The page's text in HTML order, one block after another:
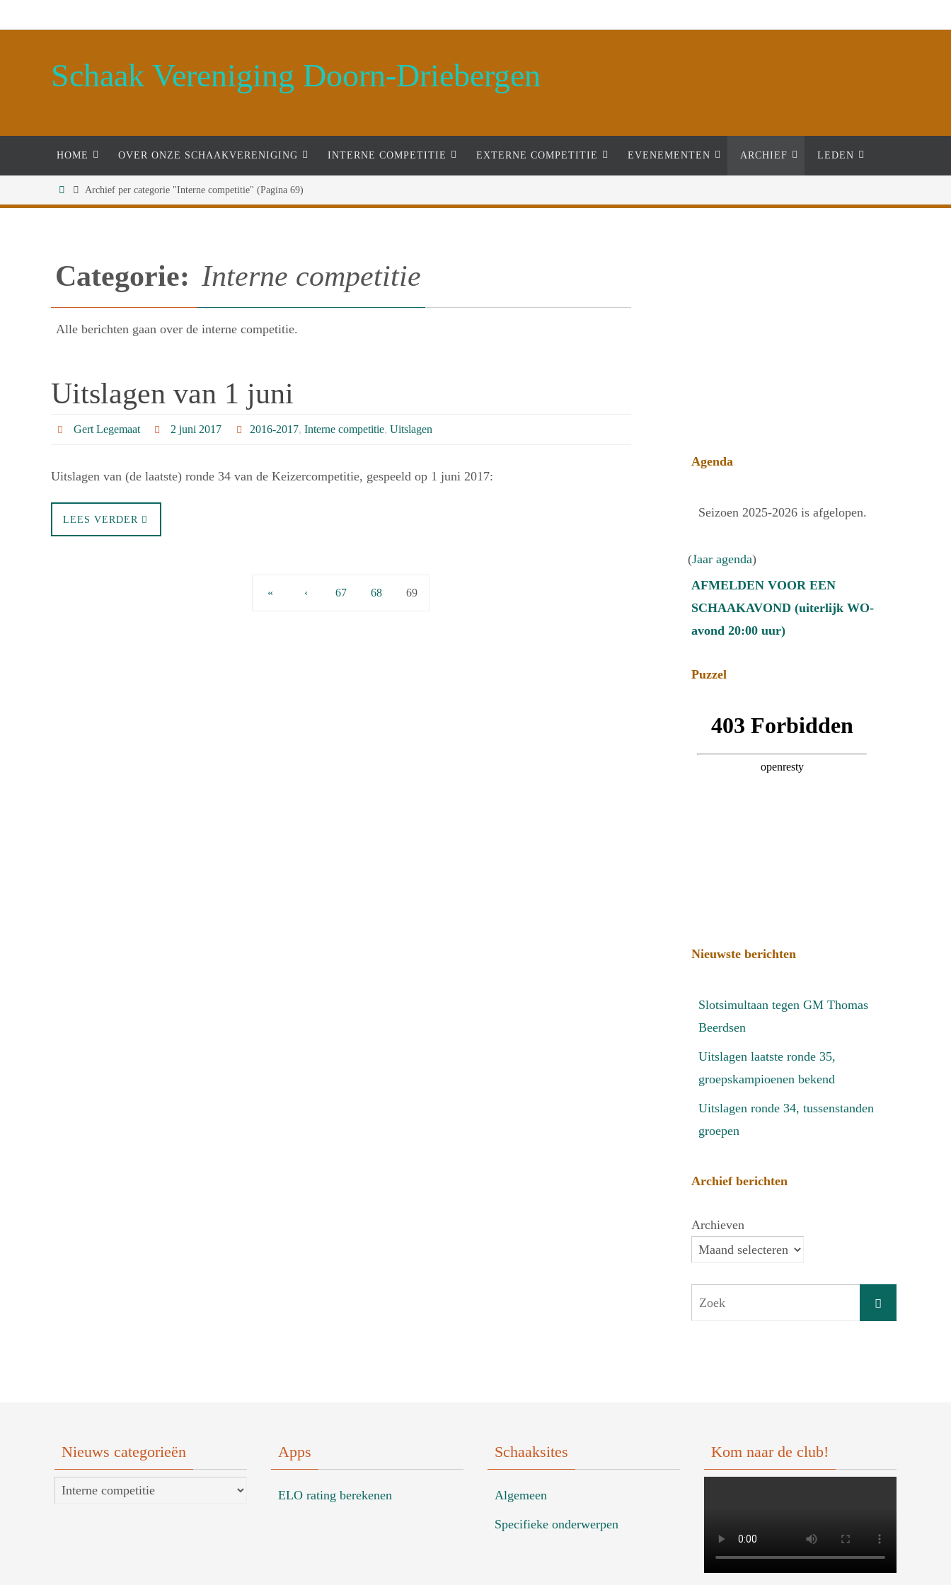
naar
Schaak Vereniging Doorn-Driebergen
HOME OVER ONZE SCHAAKVERENIGING INTERNE COMPETITIE EXTERNE COMPETITIE EVENEMENTEN ARCHIEF LEDEN
HomeArchief per categorie "Interne competitie" (Pagina 69)
Categorie: Interne competitie
Alle berichten gaan over de interne competitie.
Uitslagen van 1 juni
Gert Legemaat 2 juni 2017 2016-2017,Interne competitie,Uitslagen
Uitslagen van (de laatste) ronde 34 van de Keizercompetitie, gespeeld op 1 juni 2017:
LEES VERDER
« ‹ 67 68 69
Agenda
Seizoen 2025-2026 is afgelopen.
(Jaar agenda)
AFMELDEN VOOR EEN
SCHAAKAVOND (uiterlijk WO-
avond 20:00 uur)
Puzzel
Nieuwste berichten
Slotsimultaan tegen GM Thomas
Beerdsen
Uitslagen laatste ronde 35,
groepskampioenen bekend
Uitslagen ronde 34, tussenstanden
groepen
Archief berichten
Archieven
naar:
Zoek
Nieuws categorieën
Nieuws
Apps
ELO rating berekenen
Schaaksites
Algemeen
Specifieke onderwerpen
Kom naar de club!
Close